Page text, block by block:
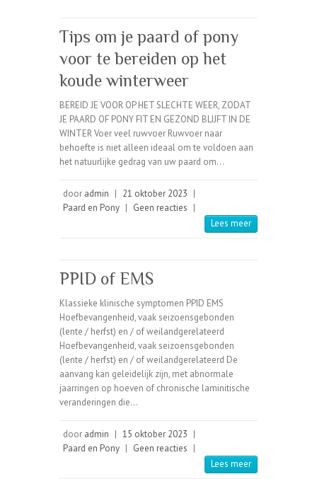
Tips om je paard of pony
voor te bereiden op het
koude winterweer
BEREID JE VOOR OP HET SLECHTE WEER, ZODAT
JE PAARD OF PONY FIT EN GEZOND BLIJFT IN DE
WINTER Voer veel ruwvoer Ruwvoer naar
behoefte is niet alleen ideaal om te voldoen aan
het natuurlijke gedrag van uw paard om…
door admin | 21 oktober 2023 |
Paard en Pony | Geen reacties |
Lees meer
PPID of EMS
Klassieke klinische symptomen PPID EMS
Hoefbevangenheid, vaak seizoensgebonden
(lente / herfst) en / of weilandgerelateerd
Hoefbevangenheid, vaak seizoensgebonden
(lente / herfst) en / of weilandgerelateerd De
aanvang kan geleidelijk zijn, met abnormale
jaarringen op hoeven of chronische laminitische
veranderingen die…
door admin | 15 oktober 2023 |
Paard en Pony | Geen reacties |
Lees meer